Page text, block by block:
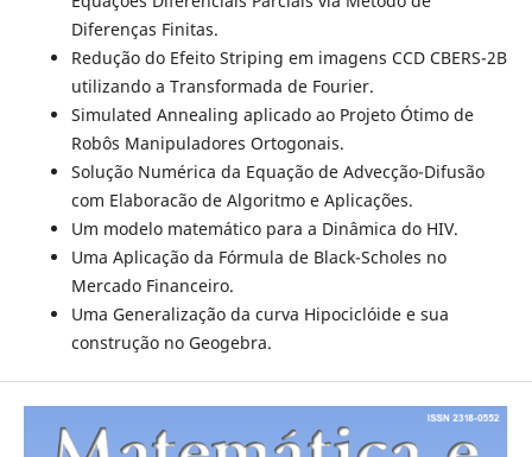
Diferenças Finitas.
Redução do Efeito Striping em imagens CCD CBERS-2B
utilizando a Transformada de Fourier.
Simulated Annealing aplicado ao Projeto Ótimo de
Robôs Manipuladores Ortogonais.
Solução Numérica da Equação de Advecção-Difusão
com Elaboracão de Algoritmo e Aplicações.
Um modelo matemático para a Dinâmica do HIV.
Uma Aplicação da Fórmula de Black-Scholes no
Mercado Financeiro.
Uma Generalização da curva Hipociclóide e sua
construção no Geogebra.